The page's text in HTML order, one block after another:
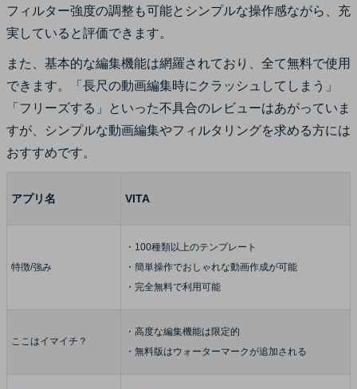
フィルター強度の調整も可能とシンプルな操作感ながら、充
実していると評価できます。
また、基本的な編集機能は網羅されており、全て無料で使用
できます。「長尺の動画編集時にクラッシュしてしまう」
「フリーズする」といった不具合のレビューはあがっていま
すが、シンプルな動画編集やフィルタリングを求める方には
おすすめです。
アプリ名 VITA
特徴/強み
・100種類以上のテンプレート
・簡単操作でおしゃれな動画作成が可能
・完全無料で利用可能
ここはイマイチ？
・高度な編集機能は限定的
・無料版はウォーターマークが追加される